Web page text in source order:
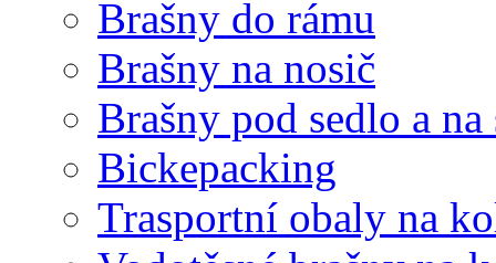
Brašny do rámu
Brašny na nosič
Brašny pod sedlo a
Bickepacking
Trasportní obaly na